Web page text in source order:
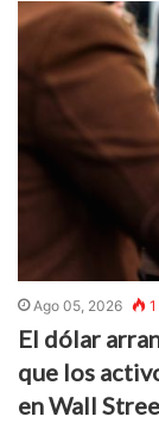
Ago 05, 2026 1
El dólar
que los
en Wall